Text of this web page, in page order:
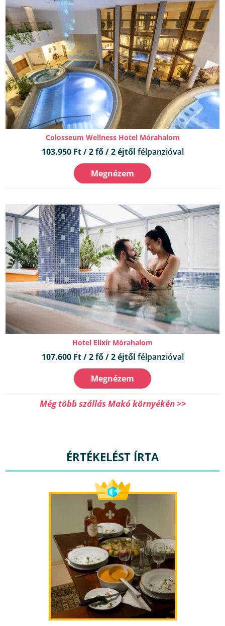
Colosseum Wellness Hotel Mórahalom
103.950 Ft / 2 fő / 2 éjtől félpanzióval
Megnézem
Hotel Elixír Mórahalom
107.600 Ft / 2 fő / 2 éjtől félpanzióval
Megnézem
Még több szállás Makó környékén >>
ÉRTÉKELÉST ÍRTA